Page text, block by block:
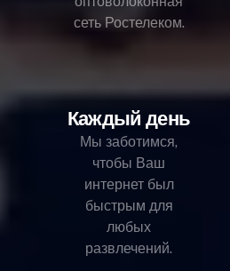
сеть Ростелеком.
Каждый день
Мы заботимся,
чтобы Ваш
интернет был
быстрым для
любых
развлечений.